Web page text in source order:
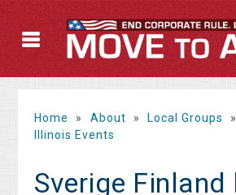
Home » About » Local Groups »
Illinois Events
Sverige Finland